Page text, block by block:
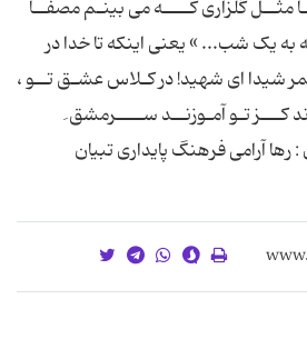
مثــل گلزاری کــــه می بینـم مصفّــا
به یک شب... » یعنی اینکه تا خدا در
ای شهید! در کـلاس عشـق تــو ،
کـــز تـو آمـوزنــد ســــرمشق
: رها آرامی فرهنگ پایداری تبیان